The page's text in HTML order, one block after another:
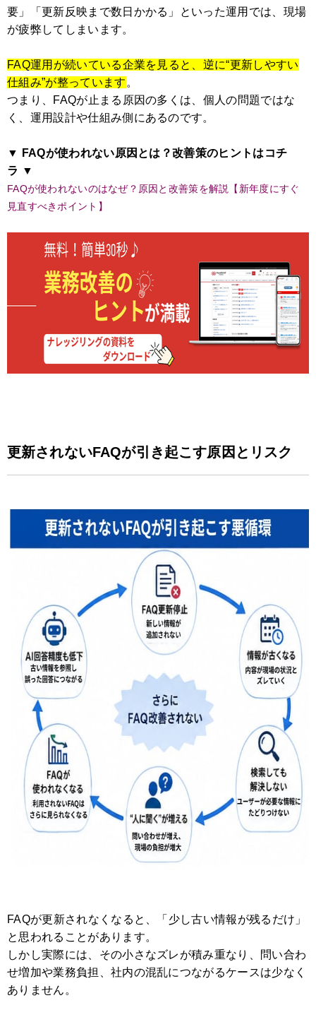
要」「更新反映まで数日かかる」といった運用では、現場
が疲弊してしまいます。
FAQ運用が続いている企業を見ると、逆に“更新しやすい
仕組み”が整っています。
つまり、FAQが止まる原因の多くは、個人の問題ではな
く、運用設計や仕組み側にあるのです。
▼ FAQが使われない原因とは？改善策のヒントはコチ
ラ ▼
FAQが使われないのはなぜ？原因と改善策を解説【新年度にすぐ
見直すべきポイント】
更新されないFAQが引き起こす原因とリスク
FAQが更新されなくなると、「少し古い情報が残るだけ」
と思われることがあります。
しかし実際には、その小さなズレが積み重なり、問い合わ
せ増加や業務負担、社内の混乱につながるケースは少なく
ありません。